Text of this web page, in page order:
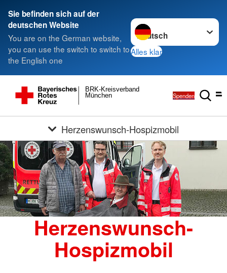
Sie befinden sich auf der
deutschen Website
You are on the German website,
you can use the switch to switch to
the English one
Sprache wechseln zu
Alles klar
München
BRK-Kreisverband
Spenden
Herzenswunsch-Hospizmobil
Herzenswunsch-
Hospizmobil